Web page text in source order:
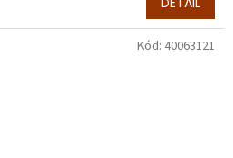
Kód: 40063121